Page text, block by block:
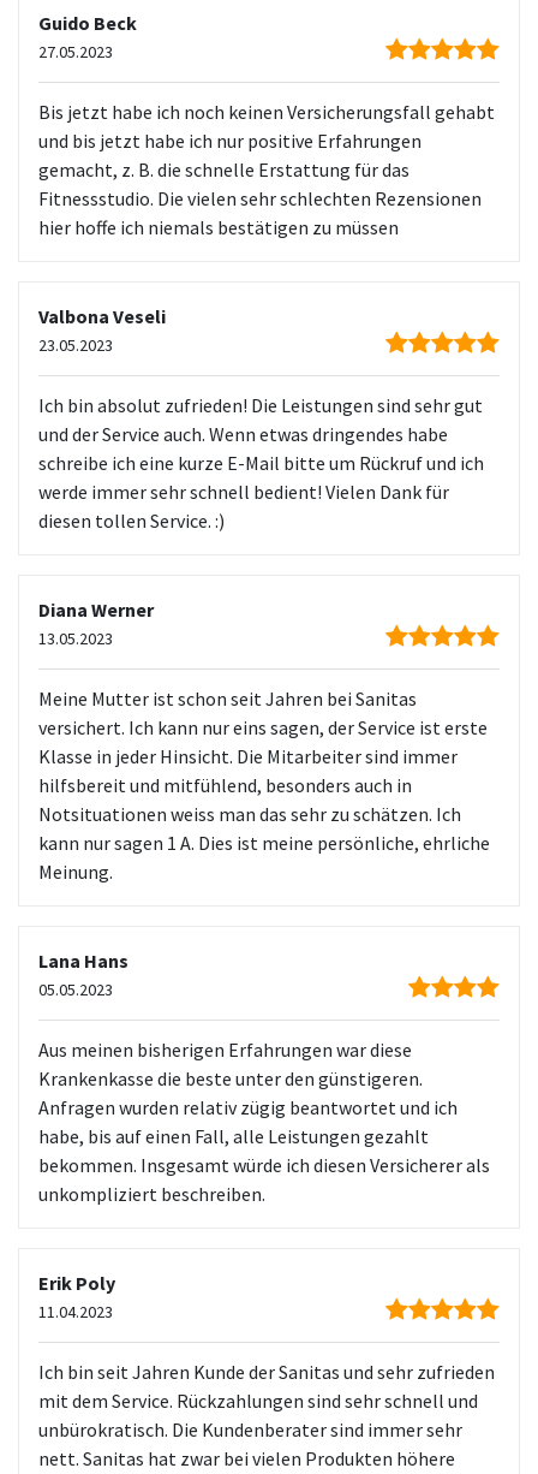
Guido Beck
27.05.2023
Bis jetzt habe ich noch keinen Versicherungsfall gehabt
und bis jetzt habe ich nur positive Erfahrungen
gemacht, z. B. die schnelle Erstattung für das
Fitnessstudio. Die vielen sehr schlechten Rezensionen
hier hoffe ich niemals bestätigen zu müssen
Valbona Veseli
23.05.2023
Ich bin absolut zufrieden! Die Leistungen sind sehr gut
und der Service auch. Wenn etwas dringendes habe
schreibe ich eine kurze E-Mail bitte um Rückruf und ich
werde immer sehr schnell bedient! Vielen Dank für
diesen tollen Service. :)
Diana Werner
13.05.2023
Meine Mutter ist schon seit Jahren bei Sanitas
versichert. Ich kann nur eins sagen, der Service ist erste
Klasse in jeder Hinsicht. Die Mitarbeiter sind immer
hilfsbereit und mitfühlend, besonders auch in
Notsituationen weiss man das sehr zu schätzen. Ich
kann nur sagen 1 A. Dies ist meine persönliche, ehrliche
Meinung.
Lana Hans
05.05.2023
Aus meinen bisherigen Erfahrungen war diese
Krankenkasse die beste unter den günstigeren.
Anfragen wurden relativ zügig beantwortet und ich
habe, bis auf einen Fall, alle Leistungen gezahlt
bekommen. Insgesamt würde ich diesen Versicherer als
unkompliziert beschreiben.
Erik Poly
11.04.2023
Ich bin seit Jahren Kunde der Sanitas und sehr zufrieden
mit dem Service. Rückzahlungen sind sehr schnell und
unbürokratisch. Die Kundenberater sind immer sehr
nett. Sanitas hat zwar bei vielen Produkten höhere